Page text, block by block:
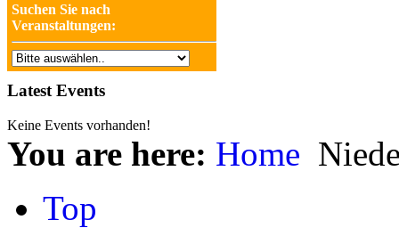
Suchen Sie nach
Veranstaltungen:
Latest Events
Keine Events vorhanden!
You are here: Home
Top